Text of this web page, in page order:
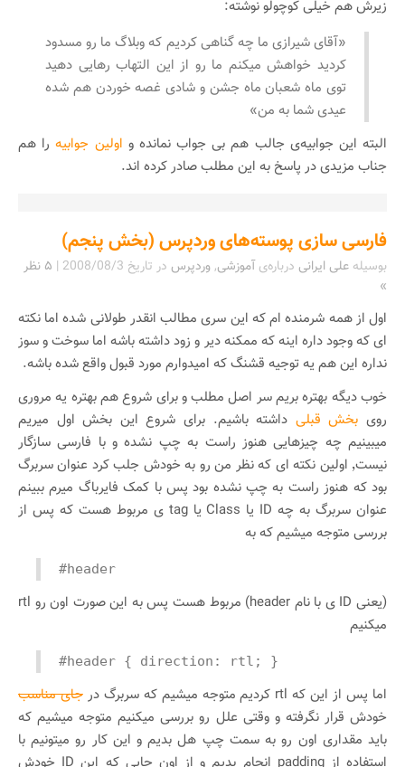
زیرش هم خیلی کوچولو نوشته:
«آقای شیرازی ما چه گناهی کردیم که وبلاگ ما رو مسدود
کردید خواهش میکنم ما رو از این التهاب رهایی دهید
توی ماه شعبان ماه جشن و شادی غصه خوردن هم شده
عیدی شما به من»
البته این جوابیه‌ی جالب هم بی جواب نمانده و اولین جوابیهرا هم
جناب مزیدی در پاسخ به این مطلب صادر کرده اند.
فارسی سازی پوسته‌های وردپرس (بخش پنجم)
بوسیله علی ایرانی درباره‌یآموزشی,وردپرس در تاریخ 2008/08/3
|
۵ نظر
»
اول از همه شرمنده ام که این سری مطالب انقدر طولانی شده اما نکته
ای که وجود داره اینه که ممکنه دیر و زود داشته باشه اما سوخت و سوز
نداره این هم یه توجیه قشنگ که امیدوارم مورد قبول واقع شده باشه.
خوب دیگه بهتره بریم سر اصل مطلب و برای شروع هم بهتره یه مروری
روی بخش قبلی داشته باشیم. برای شروع این بخش اول میریم
میبینیم چه چیزهایی هنوز راست به چپ نشده و با فارسی سازگار
نیست٬ اولین نکته ای که نظر من رو به خودش جلب کرد عنوان سربرگ
بود که هنوز راست به چپ نشده بود پس با کمک فایرباگ میرم ببینم
عنوان سربرگ به چه ID یا Class یا tag ی مربوط هست که پس از
بررسی متوجه میشیم که به
#header
(یعنی ID ی با نام header) مربوط هست پس به این صورت اون رو rtl
میکنیم
#header { direction: rtl; }
اما پس از این که rtl کردیم متوجه میشیم که سربرگ در
جای مناسب
خودش قرار نگرفته و وقتی علل رو بررسی میکنیم متوجه میشیم که
باید مقداری اون رو به سمت چپ هل بدیم و این کار رو میتونیم با